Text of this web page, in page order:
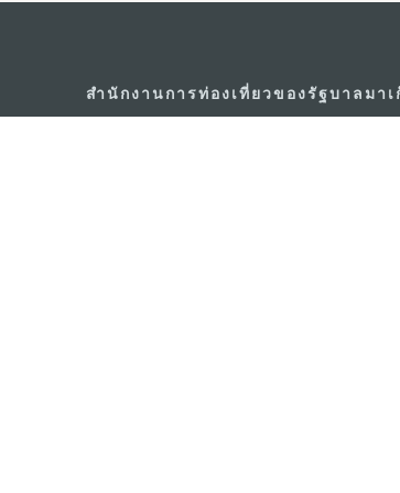
สำนักงานการท่องเที่ยวของรัฐบาลมาเ